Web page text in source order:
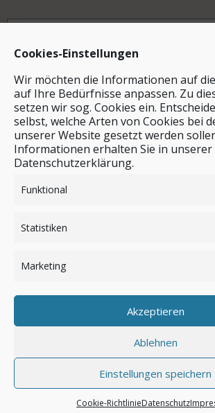
Cookies-Einstellungen
Wir möchten die Informationen auf
auf Ihre Bedürfnisse anpassen. Zu
setzen wir sog. Cookies ein.
selbst, welche Arten von Cookies bei
unserer Website gesetzt werden
Informationen erhalten Sie in unserer
Datenschutzerklärung.
Funktional
Statistiken
Marketing
Akzeptieren
Ablehnen
Einstellungen speichern
Cookie-RichtlinieDatenschutz
Archiv
Stichwortsuche
Anmelden
© by safar-reiseblog.de